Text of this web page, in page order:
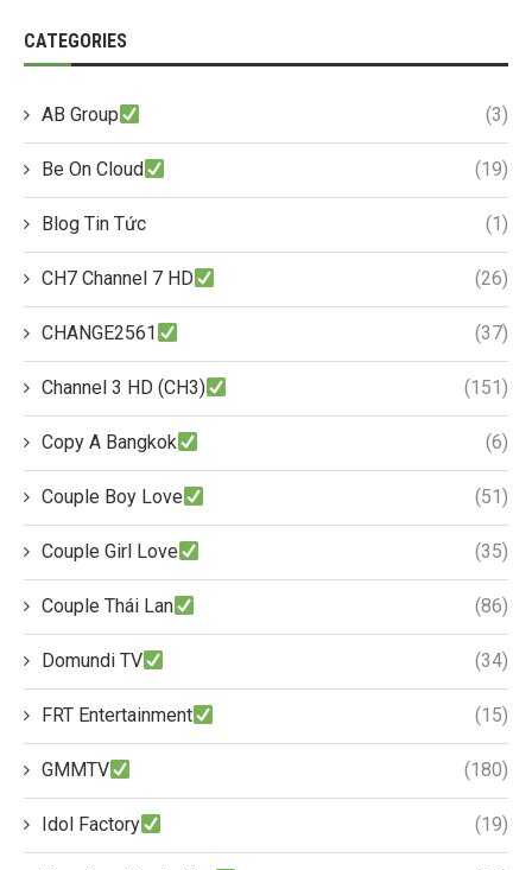
CATEGORIES
AB Group (3)
Be On Cloud (19)
Blog Tin Tức (1)
CH7 Channel 7 HD (26)
CHANGE2561 (37)
Channel 3 HD (CH3) (151)
Copy A Bangkok (6)
Couple Boy Love (51)
Couple Girl Love (35)
Couple Thái Lan (86)
Domundi TV (34)
FRT Entertainment (15)
GMMTV (180)
Idol Factory (19)